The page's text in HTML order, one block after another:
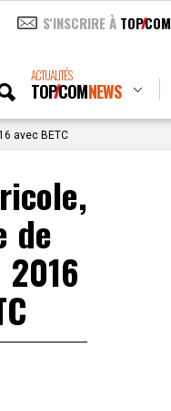
S'INSCRIRE À TOPCOM
ACTUALITÉS
TOPCOMNEWS
avec BETC
de
2016